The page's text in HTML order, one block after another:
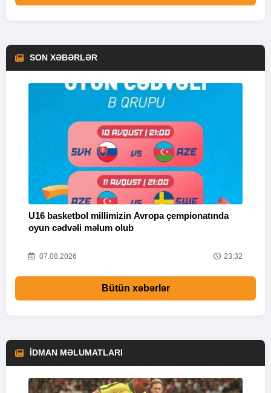
SON XƏBƏRLƏR
U16 basketbol millimizin Avropa çempionatında
oyun cədvəli məlum olub
07.08.2026 23:32
Bütün xəbərlər
İDMAN MƏLUMATLARI